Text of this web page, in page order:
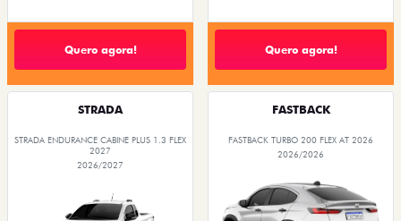
Quero agora! Quero agora!
STRADA
STRADA ENDURANCE CABINE PLUS 1.3 FLEX
2027
2026/2027
FASTBACK
FASTBACK TURBO 200 FLEX AT 2026
2026/2026